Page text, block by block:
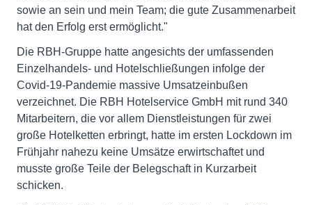
sowie an sein und mein Team; die gute Zusammenarbeit
hat den Erfolg erst ermöglicht."
Die RBH-Gruppe hatte angesichts der umfassenden
Einzelhandels- und Hotelschließungen infolge der
Covid-19-Pandemie massive Umsatzeinbußen
verzeichnet. Die RBH Hotelservice GmbH mit rund 340
Mitarbeitern, die vor allem Dienstleistungen für zwei
große Hotelketten erbringt, hatte im ersten Lockdown im
Frühjahr nahezu keine Umsätze erwirtschaftet und
musste große Teile der Belegschaft in Kurzarbeit
schicken.